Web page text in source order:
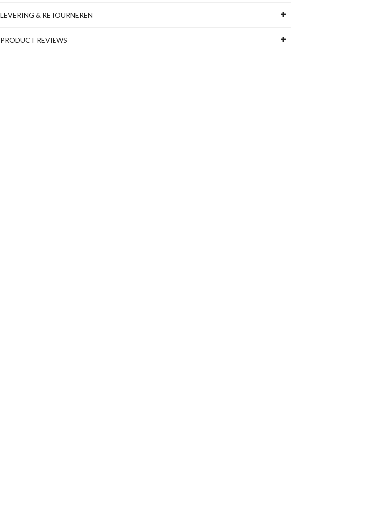
LEVERING & RETOURNEREN
PRODUCT REVIEWS